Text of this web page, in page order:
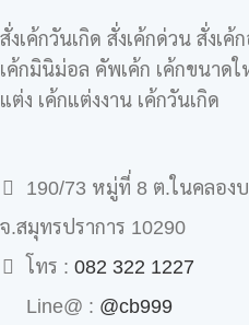
สั่งเค้กวันเกิด สั่งเค้กด่วน สั่งเ
เค้กมินิม่อล คัพเค้ก เค้กขนาด
แต่ง เค้กแต่งงาน เค้กวันเกิด
190/73 หมู่ที่ 8 ต.ในคลอง
จ.สมุทรปราการ 10290
โทร : 082 322 1227
Line@ : @cb999